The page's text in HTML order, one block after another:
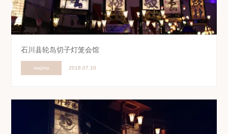
石川县轮岛切子灯笼会馆
wajima 2018.07.10